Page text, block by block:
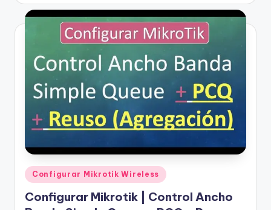
Publicado
en
Configurar Mikrotik Wireless
Configurar Mikrotik | Control Ancho